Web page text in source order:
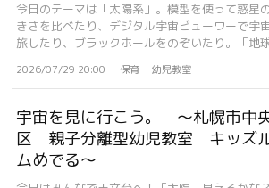
今日のテーマは「太陽系」。模型を使って惑星
きさを比べたり、デジタル宇宙ビューワーで宇
旅したり、ブラックホールをのぞいたり。「地
2026/07/29 20:00 保育 幼児教室
宇宙を見に行こう。 〜札幌市中
区 親子分離型幼児教室 キッズ
ムめでる〜